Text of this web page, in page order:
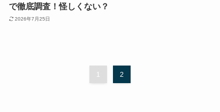
で徹底調査！怪しくない？
2026年7月25日
1 2